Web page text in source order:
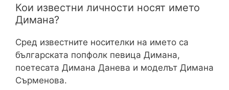
Кои известни личности носят името
Димана?
Сред известните носителки на името са
българската попфолк певица Димана,
поетесата Димана Данева и моделът Димана
Сърменова.